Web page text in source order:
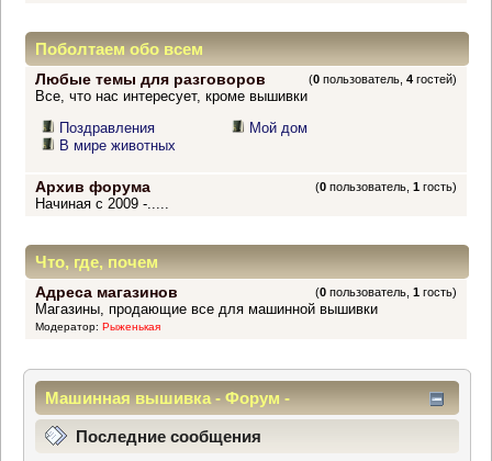
Поболтаем обо всем
Любые темы для разговоров (0 пользователь,4 гостей)
Все, что нас интересует, кроме вышивки
Поздравления
В мире животных
Мой дом
Архив форума (0 пользователь,1 гость)
Начиная с 2009 -.....
Что, где, почем
Адреса магазинов (0 пользователь,1 гость)
Магазины, продающие все для машинной вышивки
Модератор: Рыженькая
Машинная вышивка - Форум -
Информационный центр
Последние сообщения